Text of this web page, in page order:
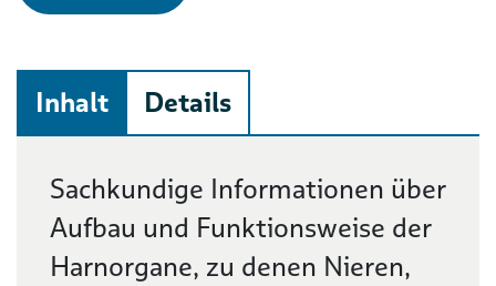
Inhalt Details
Beschreibung
Sachkundige Informationen über
Aufbau und Funktionsweise der
Harnorgane, zu denen Nieren,